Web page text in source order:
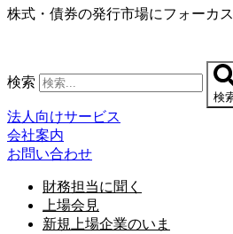
コ
ツ
に
ス
キ
ッ
株式・債券の発行市場にフォーカ
検索
検
法人向けサービス
会社案内
お問い合わせ
財務担当に聞く
上場会見
新規上場企業のいま